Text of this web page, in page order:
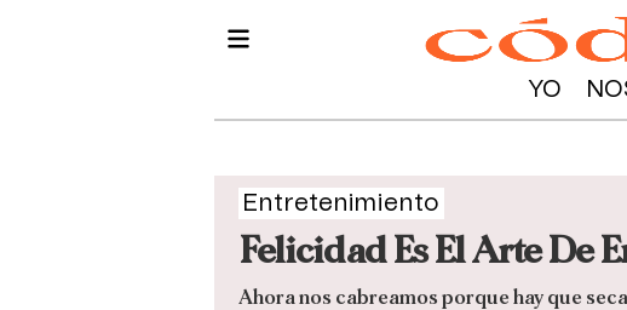
YO
Entretenimiento
Felicidad Es El Arte De
Ahora nos cabreamos porque hay que